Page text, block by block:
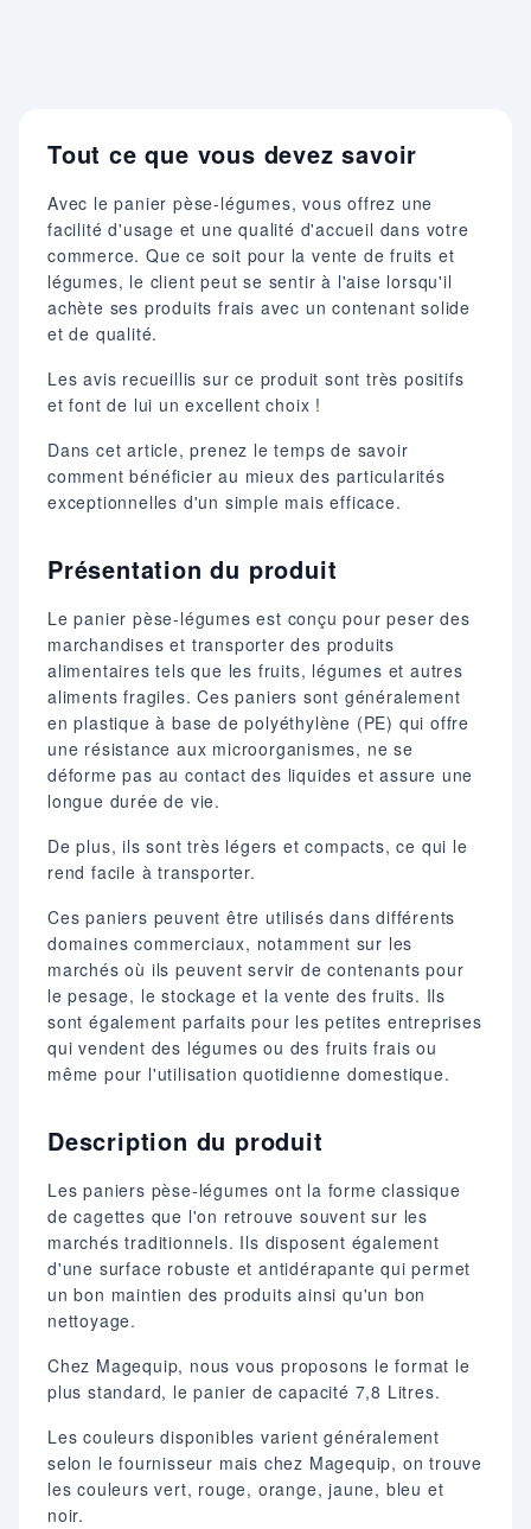
Tout ce que vous devez savoir
Avec le panier pèse-légumes, vous offrez une
facilité d'usage et une qualité d'accueil dans votre
commerce. Que ce soit pour la vente de fruits et
légumes, le client peut se sentir à l'aise lorsqu'il
achète ses produits frais avec un contenant solide
et de qualité.
Les avis recueillis sur ce produit sont très positifs
et font de lui un excellent choix !
Dans cet article, prenez le temps de savoir
comment bénéficier au mieux des particularités
exceptionnelles d'un simple mais efficace.
Présentation du produit
Le panier pèse-légumes est conçu pour peser des
marchandises et transporter des produits
alimentaires tels que les fruits, légumes et autres
aliments fragiles. Ces paniers sont généralement
en plastique à base de polyéthylène (PE) qui offre
une résistance aux microorganismes, ne se
déforme pas au contact des liquides et assure une
longue durée de vie.
De plus, ils sont très légers et compacts, ce qui le
rend facile à transporter.
Ces paniers peuvent être utilisés dans différents
domaines commerciaux, notamment sur les
marchés où ils peuvent servir de contenants pour
le pesage, le stockage et la vente des fruits. Ils
sont également parfaits pour les petites entreprises
qui vendent des légumes ou des fruits frais ou
même pour l'utilisation quotidienne domestique.
Description du produit
Les paniers pèse-légumes ont la forme classique
de cagettes que l'on retrouve souvent sur les
marchés traditionnels. Ils disposent également
d'une surface robuste et antidérapante qui permet
un bon maintien des produits ainsi qu'un bon
nettoyage.
Chez Magequip, nous vous proposons le format le
plus standard, le panier de capacité 7,8 Litres.
Les couleurs disponibles varient généralement
selon le fournisseur mais chez Magequip, on trouve
les couleurs vert, rouge, orange, jaune, bleu et
noir.